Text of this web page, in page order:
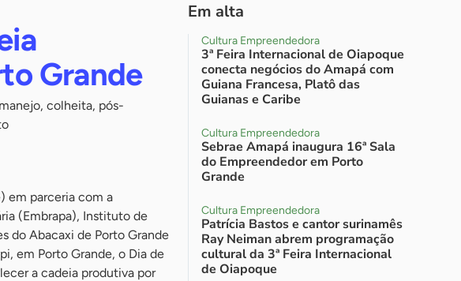
Grande
colheita, pós-
em parceria com a
(Embrapa), Instituto de
do Abacaxi de Porto Grande
em Porto Grande, o Dia de
a cadeia produtiva por
Em alta
Cultura Empreendedora
3ª Feira Internacional de Oiapoque
conecta negócios do Amapá com
Guiana Francesa, Platô das
Guianas e Caribe
Cultura Empreendedora
Sebrae Amapá inaugura 16ª Sala
do Empreendedor em Porto
Grande
Cultura Empreendedora
Patrícia Bastos e cantor surinamês
Ray Neiman abrem programação
cultural da 3ª Feira Internacional
de Oiapoque